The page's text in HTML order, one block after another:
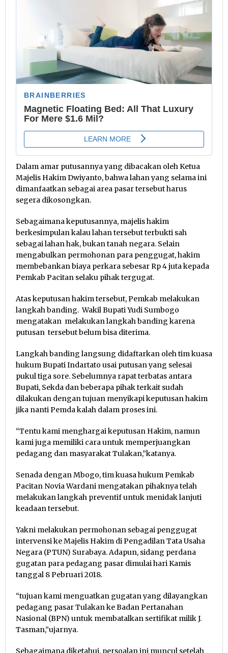
Dalam amar putusannya yang dibacakan oleh Ketua
Majelis Hakim Dwiyanto, bahwa lahan yang selama ini
dimanfaatkan sebagai area pasar tersebut harus
segera dikosongkan.
Sebagaimana keputusannya, majelis hakim
berkesimpulan kalau lahan tersebut terbukti sah
sebagai lahan hak, bukan tanah negara. Selain
mengabulkan permohonan para penggugat, hakim
membebankan biaya perkara sebesar Rp 4 juta kepada
Pemkab Pacitan selaku pihak tergugat.
Atas keputusan hakim tersebut, Pemkab melakukan
langkah banding. Wakil Bupati Yudi Sumbogo
mengatakan melakukan langkah banding karena
putusan tersebut belum bisa diterima.
Langkah banding langsung didaftarkan oleh tim kuasa
hukum Bupati Indartato usai putusan yang selesai
pukul tiga sore. Sebelumnya rapat terbatas antara
Bupati, Sekda dan beberapa pihak terkait sudah
dilakukan dengan tujuan menyikapi keputusan hakim
jika nanti Pemda kalah dalam proses ini.
“Tentu kami menghargai keputusan Hakim, namun
kami juga memiliki cara untuk memperjuangkan
pedagang dan masyarakat Tulakan,”katanya.
Senada dengan Mbogo, tim kuasa hukum Pemkab
Pacitan Novia Wardani mengatakan pihaknya telah
melakukan langkah preventif untuk menidak lanjuti
keadaan tersebut.
Yakni melakukan permohonan sebagai penggugat
intervensi ke Majelis Hakim di Pengadilan Tata Usaha
Negara (PTUN) Surabaya. Adapun, sidang perdana
gugatan para pedagang pasar dimulai hari Kamis
tanggal 8 Pebruari 2018.
“tujuan kami menguatkan gugatan yang dilayangkan
pedagang pasar Tulakan ke Badan Pertanahan
Nasional (BPN) untuk membatalkan sertifikat milik J.
Tasman,”ujarnya.